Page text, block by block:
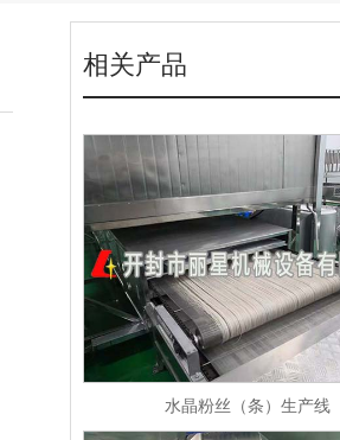
相关产品
水晶粉丝（条）生产线